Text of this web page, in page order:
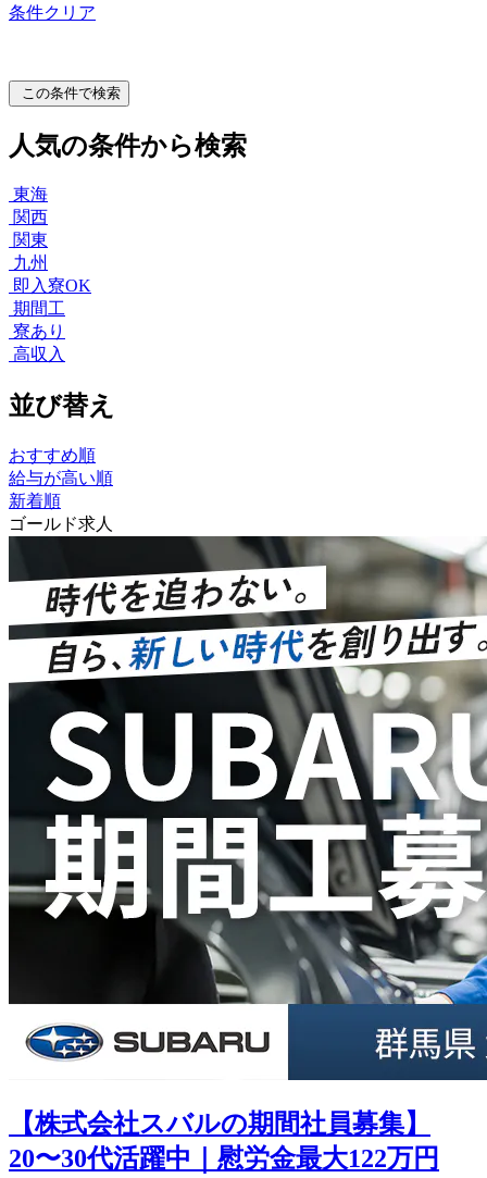
条件クリア
この条件で検索
人気の条件から検索
東海
関西
関東
九州
即入寮OK
期間工
寮あり
高収入
並び替え
おすすめ順
給与が高い順
新着順
ゴールド求人
【株式会社スバルの期間社員募集】
20〜30代活躍中｜慰労金最大122万円